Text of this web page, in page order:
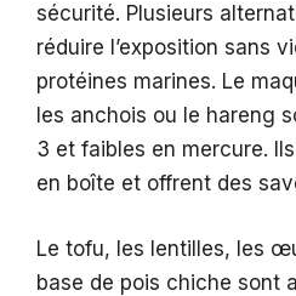
sécurité. Plusieurs
réduire l’exposition sans
protéines marines. Le
les anchois ou le hareng
3 et faibles en mercure.
en boîte et offrent des
Le tofu, les lentilles, les
base de pois chiche sont